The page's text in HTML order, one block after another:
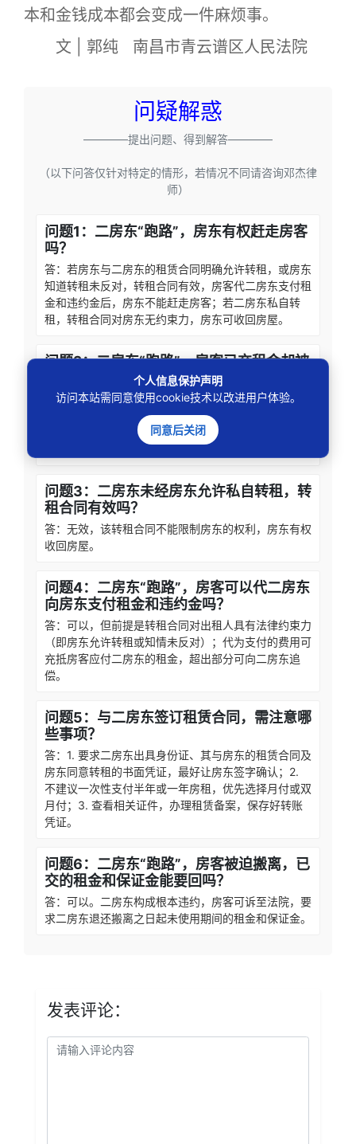
本和金钱成本都会变成一件麻烦事。
文 | 郭纯 南昌市青云谱区人民法院
问疑解惑
————提出问题、得到解答————
（以下问答仅针对特定的情形，若情况不同请咨询邓杰律
师）
问题1：二房东“跑路”，房东有权赶走房客
吗？
答：若房东与二房东的租赁合同明确允许转租，或房东
知道转租未反对，转租合同有效，房客代二房东支付租
金和违约金后，房东不能赶走房客；若二房东私自转
租，转租合同对房东无约束力，房东可收回房屋。
问题2：二房东“跑路”，房客已交租金却被
要求搬离，能找二房东追责吗？
答：可以。房客已支付租金的情况下，二房东有义务提
供可正常使用的房屋，否则房客有权解除合同，要求二
房东退还未使用期间的租金、保证金，以及赔偿其他损
问题3：二房东未经房东允许私自转租，转
租合同有效吗？
答：无效，该转租合同不能限制房东的权利，房东有权
收回房屋。
问题4：二房东“跑路”，房客可以代二房东
向房东支付租金和违约金吗？
答：可以，但前提是转租合同对出租人具有法律约束力
（即房东允许转租或知情未反对）；代为支付的费用可
充抵房客应付二房东的租金，超出部分可向二房东追
偿。
问题5：与二房东签订租赁合同，需注意哪
些事项？
答：1. 要求二房东出具身份证、其与房东的租赁合同及
房东同意转租的书面凭证，最好让房东签字确认；2.
不建议一次性支付半年或一年房租，优先选择月付或双
月付；3. 查看相关证件，办理租赁备案，保存好转账
凭证。
问题6：二房东“跑路”，房客被迫搬离，已
交的租金和保证金能要回吗？
答：可以。二房东构成根本违约，房客可诉至法院，要
求二房东退还搬离之日起未使用期间的租金和保证金。
发表评论：
个人信息保护声明
访问本站需同意使用cookie技术以改进用户体验。
同意后关闭